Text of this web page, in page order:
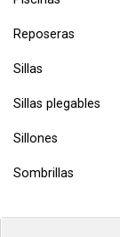
Reposeras
Sillas
Sillas plegables
Sillones
Sombrillas